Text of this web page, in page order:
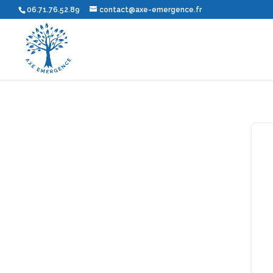
06.71.76.52.89 contact@axe-emergence.fr